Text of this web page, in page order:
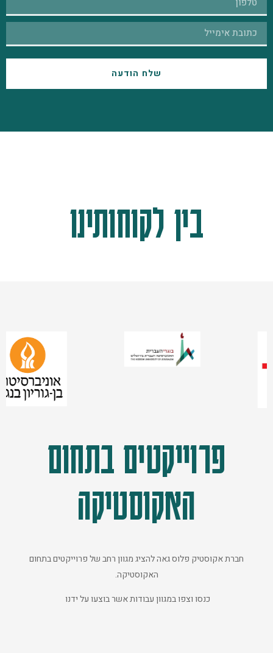
שלח הודעה
בין לקוחותינו
פרוייקטים בתחום
האקוסטיקה
חברת אקוסטיק פלוס גאה להציג מגוון רחב של פרוייקטים בתחום
האקוסטיקה.
כנסו וצפו במגוון עבודות אשר בוצעו על ידנו